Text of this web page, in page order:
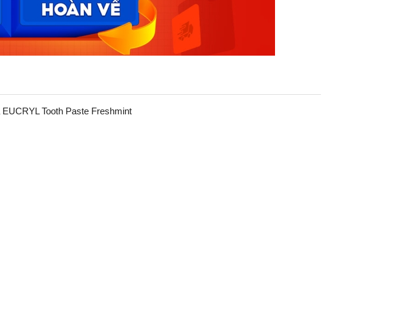
Tooth Paste Freshmint